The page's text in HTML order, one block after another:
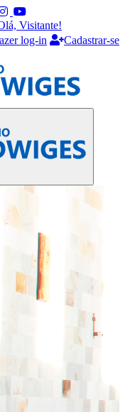
Visitante!
log-in
Cadastrar-se